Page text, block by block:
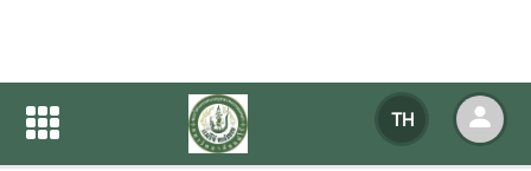
TH
เอกสารเผยแพร่
เอกสารเผยแพร่